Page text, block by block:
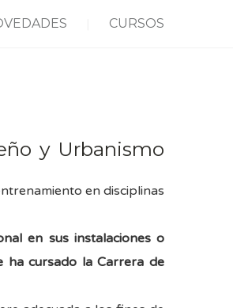
CURSOS
y Urbanismo
en disciplinas
en sus instalaciones o
ha cursado la Carrera de